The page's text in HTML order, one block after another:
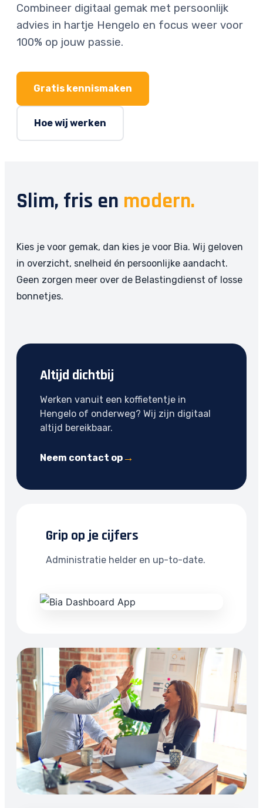
Combineer digitaal gemak met persoonlijk
advies in hartje Hengelo en focus weer voor
100% op jouw passie.
Gratis kennismaken
Hoe wij werken
Slim, fris en modern.
Kies je voor gemak, dan kies je voor Bia. Wij geloven
in overzicht, snelheid én persoonlijke aandacht.
Geen zorgen meer over de Belastingdienst of losse
bonnetjes.
Altijd dichtbij
Werken vanuit een koffietentje in
Hengelo of onderweg? Wij zijn digitaal
altijd bereikbaar.
Neem contact op
Grip op je cijfers
Administratie helder en up-to-date.